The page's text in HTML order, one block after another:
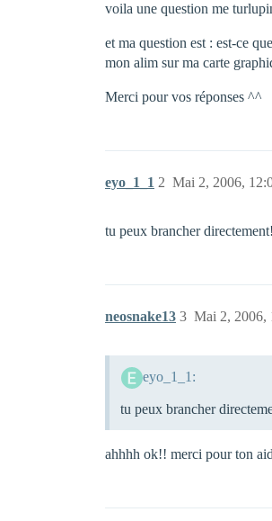
voila une question me
et ma question est : est-ce
mon alim sur ma carte
Merci pour vos réponses ^^
eyo_1_1 Mai 2, 2006,
2
tu peux brancher
neosnake13 Mai 2, 2006,
3
eyo_1_1:
tu peux brancher
ahhhh ok!! merci pour ton